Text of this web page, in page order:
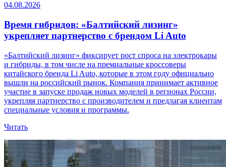
04.08.2026
Время гибридов: «Балтийский лизинг»
укрепляет партнерство с брендом Li Auto
«Балтийский лизинг» фиксирует рост спроса на электрокары
и гибриды, в том числе на премиальные кроссоверы
китайского бренда Li Auto, которые в этом году официально
вышли на российский рынок. Компания принимает активное
участие в запуске продаж новых моделей в регионах России,
укрепляя партнерство с производителем и предлагая клиентам
специальные условия и программы.
Читать